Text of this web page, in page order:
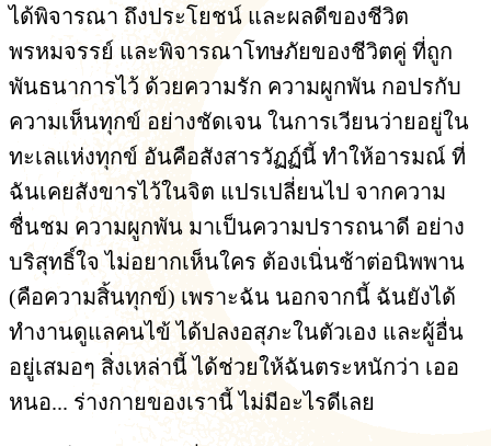
ได้พิจารณา ถึงประโยชน์ และผลดีของชีวิต
พรหมจรรย์ และพิจารณาโทษภัยของชีวิตคู่ ที่ถูก
พันธนาการไว้ ด้วยความรัก ความผูกพัน กอปรกับ
ความเห็นทุกข์ อย่างชัดเจน ในการเวียนว่ายอยู่ใน
ทะเลแห่งทุกข์ อันคือสังสารวัฏฏ์นี้ ทำให้อารมณ์ ที่
ฉันเคยสังขารไว้ในจิต แปรเปลี่ยนไป จากความ
ชื่นชม ความผูกพัน มาเป็นความปรารถนาดี อย่าง
บริสุทธิ์ใจ ไม่อยากเห็นใคร ต้องเนิ่นช้าต่อนิพพาน
(คือความสิ้นทุกข์) เพราะฉัน นอกจากนี้ ฉันยังได้
ทำงานดูแลคนไข้ ได้ปลงอสุภะในตัวเอง และผู้อื่น
อยู่เสมอๆ สิ่งเหล่านี้ ได้ช่วยให้ฉันตระหนักว่า เออ
หนอ... ร่างกายของเรานี้ ไม่มีอะไรดีเลย